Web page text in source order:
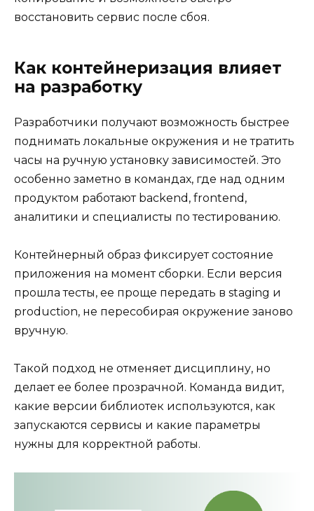
восстановить сервис после сбоя.
Как контейнеризация влияет
на разработку
Разработчики получают возможность быстрее
поднимать локальные окружения и не тратить
часы на ручную установку зависимостей. Это
особенно заметно в командах, где над одним
продуктом работают backend, frontend,
аналитики и специалисты по тестированию.
Контейнерный образ фиксирует состояние
приложения на момент сборки. Если версия
прошла тесты, ее проще передать в staging и
production, не пересобирая окружение заново
вручную.
Такой подход не отменяет дисциплину, но
делает ее более прозрачной. Команда видит,
какие версии библиотек используются, как
запускаются сервисы и какие параметры
нужны для корректной работы.